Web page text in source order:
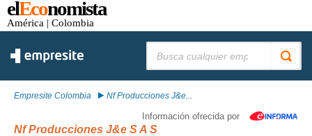
elEconomista
América | Colombia
Empresite Colombia Nf Producciones J&e...
Información ofrecida por
Nf Producciones J&e S A S